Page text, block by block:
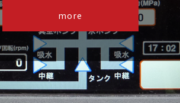
more